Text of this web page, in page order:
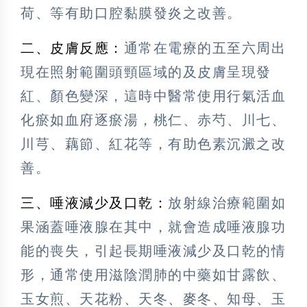
荷、等有助口腔黏膜發炎之改善。
二、皮膚反應： 通常在電療的五至六周出
現在照射範圍頭頸區域的及皮膚呈現發
紅、顏色變深，這時中醫常使用行氣活血
化瘀如血府逐瘀湯，桃仁、赤芍、川七、
川芎、藕節、紅花等，有助色素沉澱之改
善。
三、唾液減少及口乾： 放射線治療範圍如
果涵蓋唾液腺在其中，就會造成唾液腺功
能的喪失，引起長期唾液減少及口乾的情
形，通常使用滋陰潤肺的中藥如甘露飲、
玉女煎、天花粉、天冬、麥冬、知母、玉